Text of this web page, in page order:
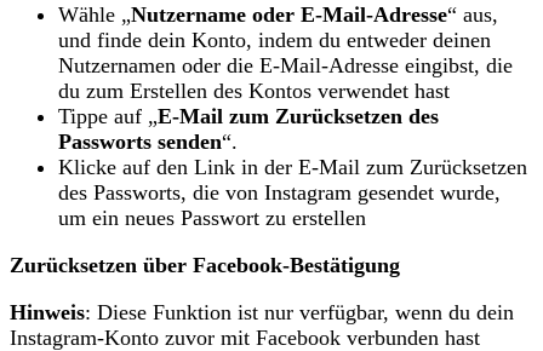
Wähle „Nutzername oder E-Mail-Adresse“ aus,
und finde dein Konto, indem du entweder deinen
Nutzernamen oder die E-Mail-Adresse eingibst, die
du zum Erstellen des Kontos verwendet hast
Tippe auf „E-Mail zum Zurücksetzen des
Passworts senden“.
Klicke auf den Link in der E-Mail zum Zurücksetzen
des Passworts, die von Instagram gesendet wurde,
um ein neues Passwort zu erstellen
Zurücksetzen über Facebook-Bestätigung
Hinweis: Diese Funktion ist nur verfügbar, wenn du dein
Instagram-Konto zuvor mit Facebook verbunden hast